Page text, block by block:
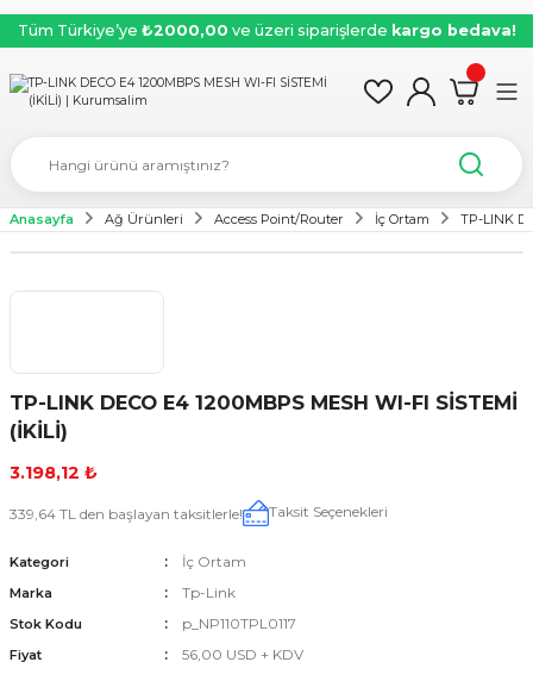
Tüm Türkiye’ye ₺2000,00 ve üzeri siparişlerde kargo bedava!
Anasayfa Ağ Ürünleri Access Point/Router İç Ortam TP-LINK
TP-LINK DECO E4 1200MBPS MESH WI-FI SİSTEMİ
(İKİLİ)
3.198,12 ₺
339,64 TL den başlayan taksitlerle! Taksit Seçenekleri
Kategori İç Ortam
Marka Tp-Link
Stok Kodu p_NP110TPL0117
Fiyat 56,00 USD + KDV